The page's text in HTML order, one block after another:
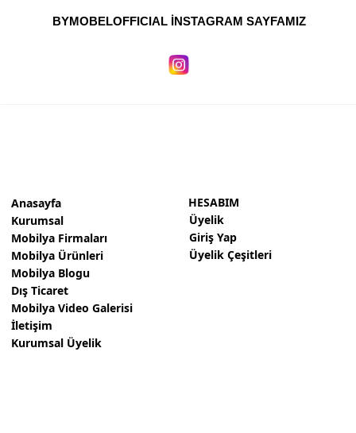
BYMOBELOFFICIAL İNSTAGRAM SAYFAMIZ
Anasayfa
Kurumsal
Mobilya Firmaları
Mobilya Ürünleri
Mobilya Blogu
Dış Ticaret
Mobilya Video Galerisi
İletişim
Kurumsal Üyelik
HESABIM
Üyelik
Giriş Yap
Üyelik Çeşitleri